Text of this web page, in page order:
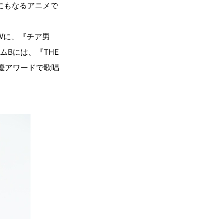
もなるアニメで
に、『チア男
Bには、『THE
アワードで歌唱